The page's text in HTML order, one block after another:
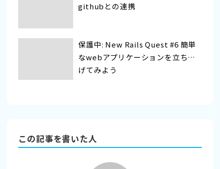
githubとの連携
保護中: New Rails Quest #6 簡単
なwebアプリケーションを立ち上
げてみよう
この記事を書いた人